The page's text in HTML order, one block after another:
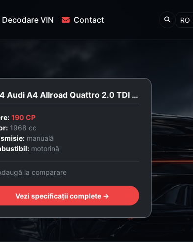
Decodare VIN Contact RO
2014 Audi A4 Allroad Quattro 2.0 TDI 190cp Pro Line
190 CP
1968 cc
manuală
motorină
la comparare
Vezi specificații complete →